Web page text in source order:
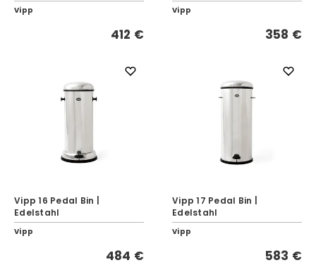
Vipp
412 €
Vipp
358 €
Vipp 16 Pedal Bin |
Edelstahl
Vipp
484 €
Vipp 17 Pedal Bin |
Edelstahl
Vipp
583 €